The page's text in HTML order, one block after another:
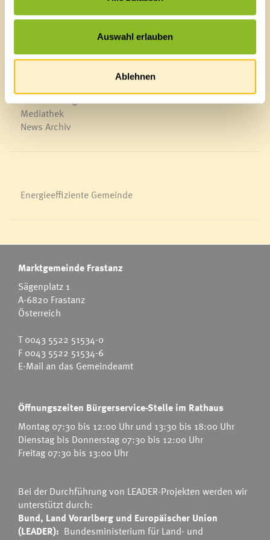
Auswahl erlauben
Ablehnen
Blackout
Veranstaltungskalender
Mediathek
News Archiv
Energieeffiziente Gemeinde
Marktgemeinde Frastanz
Sägenplatz 1
A-6820 Frastanz
Österreich
T0043 5522 51534-0
F 0043 5522 51534-6
E-Mail an das Gemeindeamt
Öffnungszeiten Bürgerservice-Stelle im Rathaus
Montag 07:30 bis 12:00 Uhr und 13:30 bis 18:00 Uhr
Dienstag bis Donnerstag 07:30 bis 12:00 Uhr
Freitag 07:30 bis 13:00 Uhr
Bei der Durchführung von LEADER-Projekten werden wir
unterstützt durch:
Bund, Land Vorarlberg und Europäischer Union
(LEADER): Bundesministerium für Land- und